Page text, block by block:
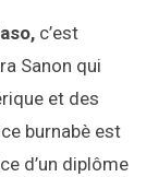
c’est
Sanon qui
et des
burnabè est
d’un diplôme